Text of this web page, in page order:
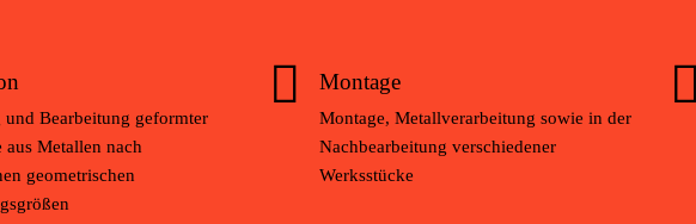
und Bearbeitung geformter
aus Metallen nach
geometrischen
Montage
Montage, Metallverarbeitung sowie in der
Nachbearbeitung verschiedener
Werksstücke